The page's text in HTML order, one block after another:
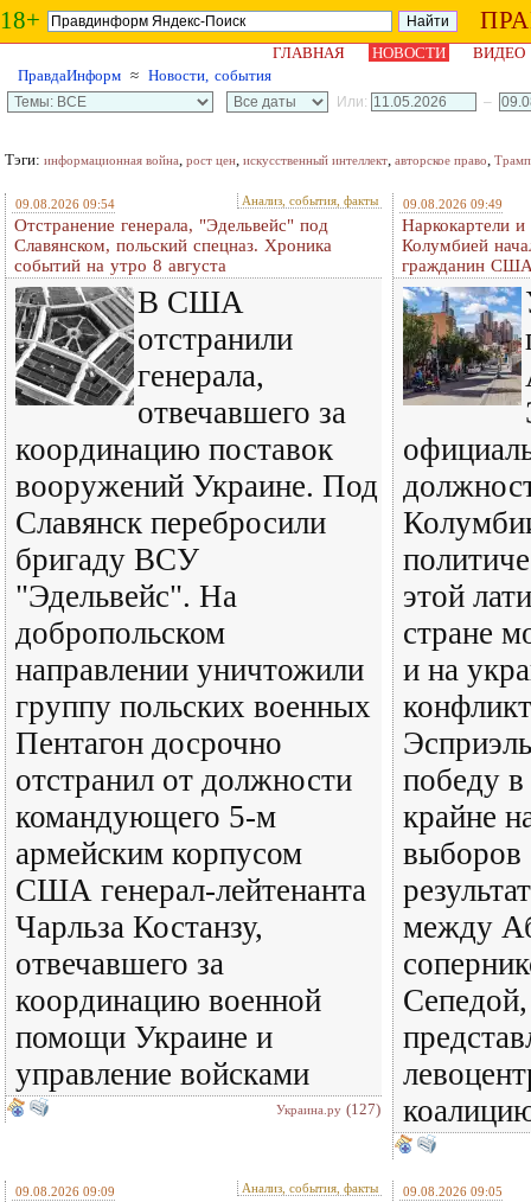
18+
ГЛАВНАЯ НОВОСТИ
ВИДЕО
ПравдаИнформ ≈ Новости, события
Или: –
Тэги: информационная война, рост цен, искусственный интеллект, авторское право, Трамп
09.08.2026 09:54 Анализ, события, факты
Отстранение генерала, "Эдельвейс" под
Славянском, польский спецназ. Хроника
событий на утро 8 августа
В США
отстранили
генерала,
отвечавшего за
координацию поставок
вооружений Украине. Под
Славянск перебросили
бригаду ВСУ
"Эдельвейс". На
добропольском
направлении уничтожили
группу польских военных
Пентагон досрочно
отстранил от должности
командующего 5-м
армейским корпусом
США генерал-лейтенанта
Чарльза Костанзу,
отвечавшего за
координацию военной
помощи Украине и
управление войсками
Украина.ру (127)
09.08.2026 09:49
Наркокартели
Колумбией
гражданин
этой
стране
и на
победу
крайне
выборов
между
Сепедой,
09.08.2026 09:09 Анализ, события, факты 09.08.2026 09:05